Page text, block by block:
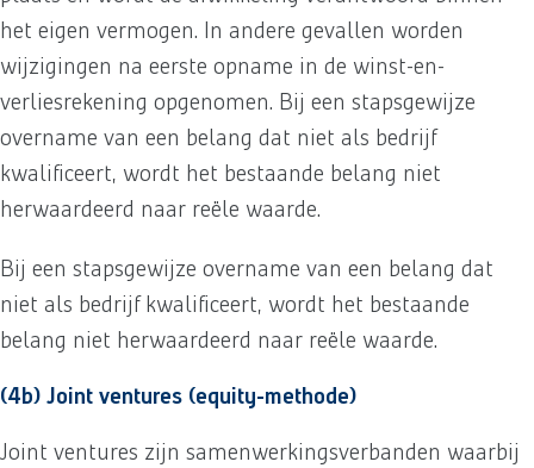
het eigen vermogen. In andere gevallen worden
wijzigingen na eerste opname in de winst-en-
verliesrekening opgenomen. Bij een stapsgewijze
overname van een belang dat niet als bedrijf
kwalificeert, wordt het bestaande belang niet
herwaardeerd naar reële waarde.
Bij een stapsgewijze overname van een belang dat
niet als bedrijf kwalificeert, wordt het bestaande
belang niet herwaardeerd naar reële waarde.
(4b) Joint ventures (equity-methode)
Joint ventures zijn samenwerkingsverbanden waarbij